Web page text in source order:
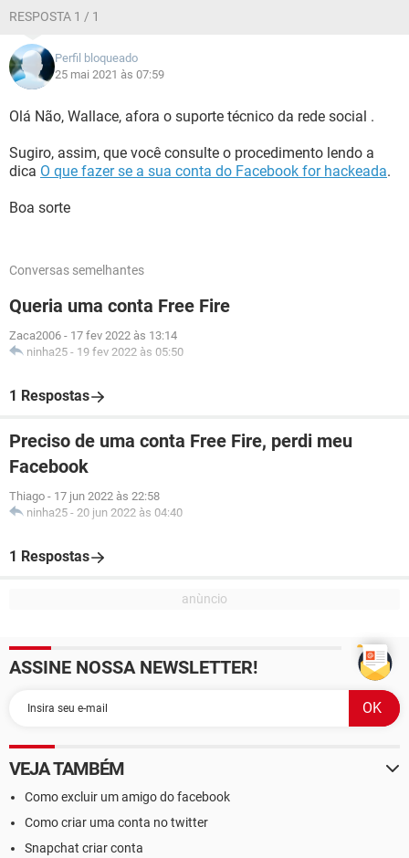
RESPOSTA 1 / 1
Perfil bloqueado
25 mai 2021 às 07:59
Olá Não, Wallace, afora o suporte técnico da rede social .
Sugiro, assim, que você consulte o procedimento lendo a
dica O que fazer se a sua conta do Facebook for hackeada.
Boa sorte
Conversas semelhantes
Queria uma conta Free Fire
Zaca2006 - 17 fev 2022 às 13:14
ninha25 - 19 fev 2022 às 05:50
1 Respostas
Preciso de uma conta Free Fire, perdi meu
Facebook
Thiago - 17 jun 2022 às 22:58
ninha25 - 20 jun 2022 às 04:40
1 Respostas
ASSINE NOSSA NEWSLETTER!
VEJA TAMBÉM
Como excluir um amigo do facebook
Como criar uma conta no twitter
Snapchat criar conta